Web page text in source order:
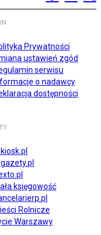
Prywatności
ustawień zgód
serwisu
o nadawcy
dostępności
gazety.pl
księgowość
Rolnicze
Warszawy